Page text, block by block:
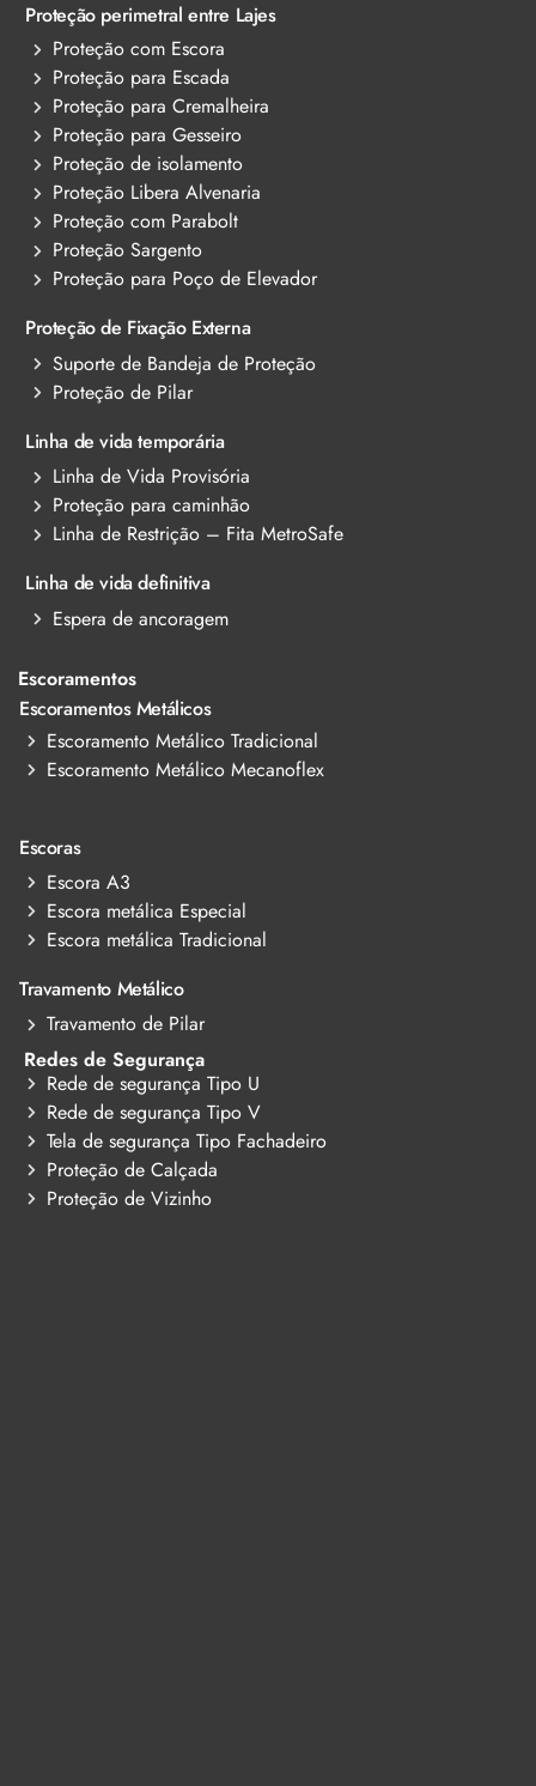
Proteção perimetral entre Lajes
Proteção com Escora
Proteção para Escada
Proteção para Cremalheira
Proteção para Gesseiro
Proteção de isolamento
Proteção Libera Alvenaria
Proteção com Parabolt
Proteção Sargento
Proteção para Poço de Elevador
Proteção de Fixação Externa
Suporte de Bandeja de Proteção
Proteção de Pilar
Linha de vida temporária
Linha de Vida Provisória
Proteção para caminhão
Linha de Restrição – Fita MetroSafe
Linha de vida definitiva
Espera de ancoragem
Escoramentos
Escoramentos Metálicos
Escoramento Metálico Tradicional
Escoramento Metálico Mecanoflex
Escoras
Escora A3
Escora metálica Especial
Escora metálica Tradicional
Travamento Metálico
Travamento de Pilar
Redes de Segurança
Rede de segurança Tipo U
Rede de segurança Tipo V
Tela de segurança Tipo Fachadeiro
Proteção de Calçada
Proteção de Vizinho